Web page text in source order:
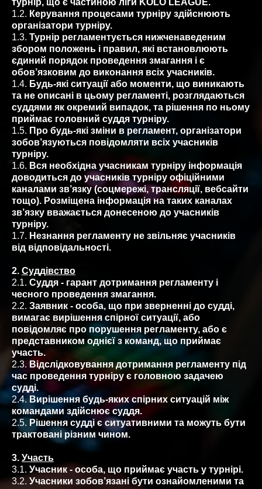
турнір, що є частиною ліги KOLO LEAGUE.
1.2. Керування процесами турніру здійснюють
організатори турніру.
1.3. Турнір регламентується нижченаведеним
збором положень і правил, які встановлюють
єдиний порядок проведення змагання і є
обов’язковим до виконання всіх учасників.
1.4. Будь-які ситуації або моменти, що виникають
та не описані в цьому регламенті, розглядаються
суддями як окремий випадок, та рішення по ньому
приймає головний суддя турніру.
1.5. Про будь-які зміни в регламент, організатори
зобов’язуються повідомляти всіх учасників
турніру.
1.6. Вся необхідна учасникам турніру інформація
доводиться до учасників турніру офіційними
каналами зв’язку (соцмережі, трансляції, вебсайти
тощо). Розміщена інформація на таких каналах
зв’язку вважається донесеною до учасників
турніру.
1.7. Незнання регламенту не звільняє учасників
від відповідальності.
2. Суддівство
2.1. Суддя - гарант дотримання регламенту і
чесного проведення змагання.
2.2. Заявник - особа, що при зверненні до судді,
вимагає вирішення спірної ситуації, або
повідомляє про порушення регламенту, або є
представником однієї з команд, що приймає
участь.
2.3. Відслідковування дотримання регламенту під
час проведення турніру є головною задачею
судді.
2.4. Вирішення будь-яких спірних ситуацій між
командами здійснює суддя.
2.5. Рішення судді є ситуативними та можуть бути
трактовані різним чином.
3. Участь
3.1. Учасник - особа, що приймає участь у турнірі.
3.2. Учасники зобов’язані бути ознайомленими та